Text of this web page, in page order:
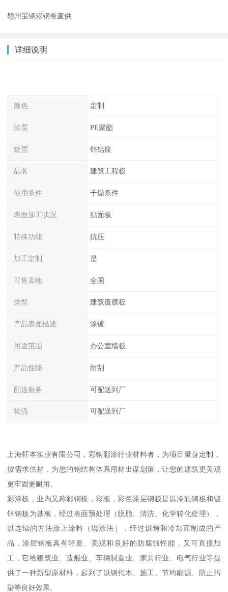
赣州宝钢彩钢卷直供
详细说明
颜色 定制
涂层 PE聚酯
镀层 锌铝镁
品名 建筑工程板
使用条件 干燥条件
表面加工状况 贴面板
特殊功能 抗压
加工定制 是
可售卖地 全国
类型 建筑覆膜板
产品表面描述 涂镀
用途范围 办公室墙板
产品性能 耐刮
配送服务 可配送到厂
物流 可配送到厂
上海轩本实业有限公司，彩钢彩涂行业材料者，为项目量身定制，
按需求供材，为您的钢结构体系用材出谋划策，让您的建筑更美观
更牢固更耐用。
彩涂板，业内又称彩钢板，彩板，彩色涂层钢板是以冷轧钢板和镀
锌钢板为基板，经过表面预处理（脱脂、清洗、化学转化处理），
以连续的方法涂上涂料（辊涂法），经过烘烤和冷却而制成的产
品，涂层钢板具有轻质、美观和良好的防腐蚀性能，又可直接加
工，它给建筑业、造船业、车辆制造业、家具行业、电气行业等提
供了一种新型原材料，起到了以钢代木、施工、节约能源、防止污
染等良好效果。